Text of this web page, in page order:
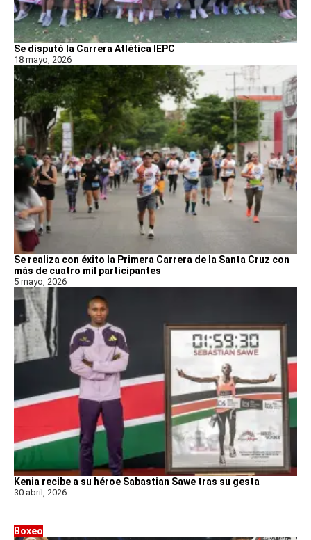
Se disputó la Carrera Atlética IEPC
18 mayo, 2026
Se realiza con éxito la Primera Carrera de la Santa Cruz con
más de cuatro mil participantes
5 mayo, 2026
Kenia recibe a su héroe Sabastian Sawe tras su gesta
30 abril, 2026
Boxeo